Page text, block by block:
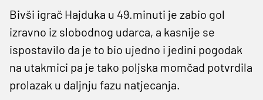
Bivši igrač Hajduka u 49.minuti je zabio gol
izravno iz slobodnog udarca, a kasnije se
ispostavilo da je to bio ujedno i jedini pogodak
na utakmici pa je tako poljska momčad potvrdila
prolazak u daljnju fazu natjecanja.